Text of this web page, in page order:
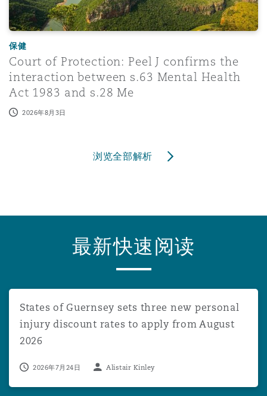
保健
Court of Protection: Peel J confirms the
interaction between s.63 Mental Health
Act 1983 and s.28 Me
2026年8月3日
浏览全部解析
最新快速阅读
States of Guernsey sets three new personal
injury discount rates to apply from August
2026
2026年7月24日 Alistair Kinley